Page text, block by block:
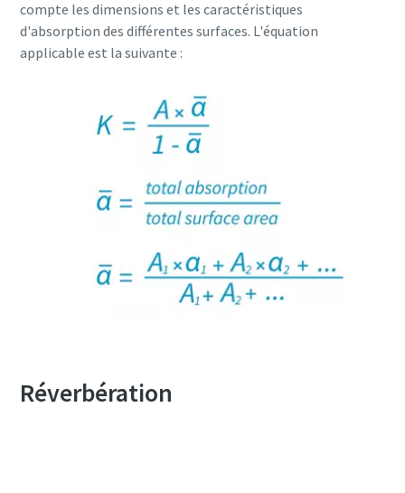
compte les dimensions et les caractéristiques
d'absorption des différentes surfaces. L'équation
applicable est la suivante :
Réverbération